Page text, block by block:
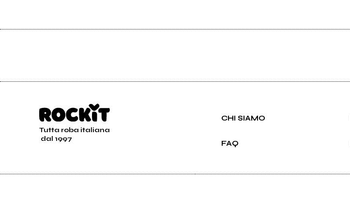
Tutta roba italiana
dal 1997
CHI SIAMO
FAQ